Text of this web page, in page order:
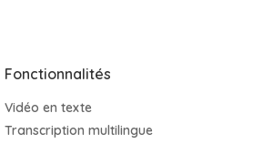
Fonctionnalités
Vidéo en texte
Transcription multilingue